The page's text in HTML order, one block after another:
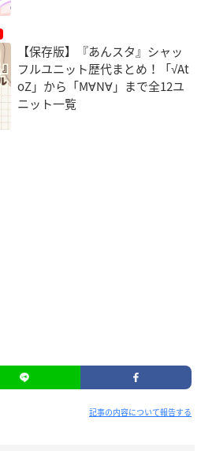
【保存版】『あんスタ』シャッ
フルユニット歴代まとめ！「√At
oZ」から「M∀N∀」まで全12ユ
ニット一覧
記事の内容について報告する